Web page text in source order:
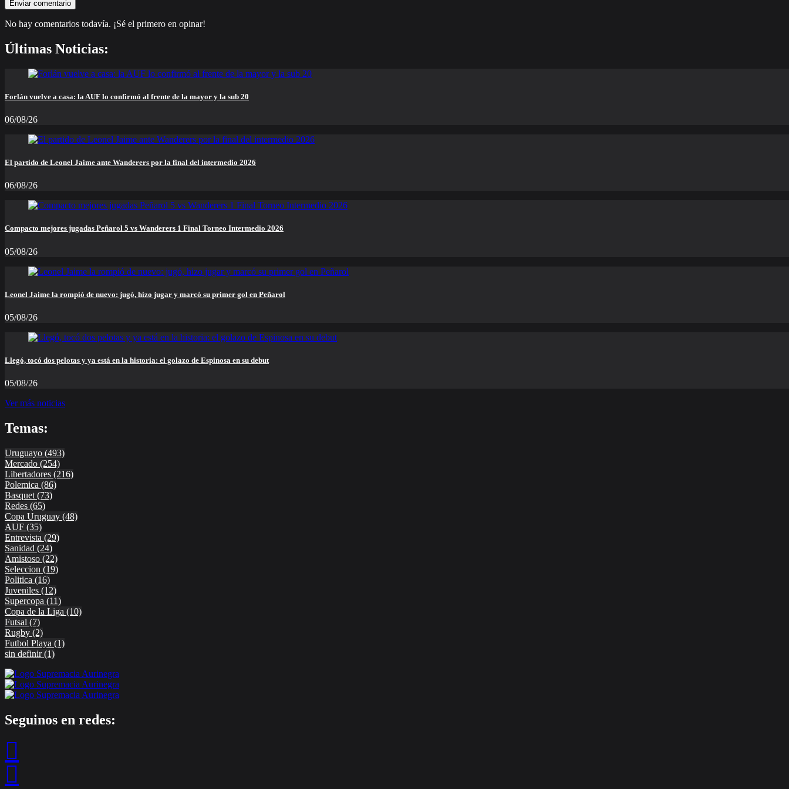
No hay comentarios todavía. ¡Sé el primero en opinar!
Últimas Noticias:
Forlán vuelve a casa: la AUF lo confirmó al frente de la mayor y la sub 20
06/08/26
El partido de Leonel Jaime ante Wanderers por la final del intermedio 2026
06/08/26
Compacto mejores jugadas Peñarol 5 vs Wanderers 1 Final Torneo Intermedio 2026
05/08/26
Leonel Jaime la rompió de nuevo: jugó, hizo jugar y marcó su primer gol en Peñarol
05/08/26
Llegó, tocó dos pelotas y ya está en la historia: el golazo de Espinosa en su debut
05/08/26
Ver más noticias
Temas:
Uruguayo (493)
Mercado (254)
Libertadores (216)
Polemica (86)
Basquet (73)
Redes (65)
Copa Uruguay (48)
AUF (35)
Entrevista (29)
Sanidad (24)
Amistoso (22)
Seleccion (19)
Politica (16)
Juveniles (12)
Supercopa (11)
Copa de la Liga (10)
Futsal (7)
Rugby (2)
Futbol Playa (1)
sin definir(1)
Seguinos en redes: